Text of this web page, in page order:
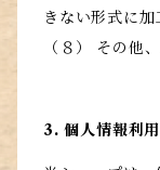
きない形式に
（８） その他
3. 個人情報利